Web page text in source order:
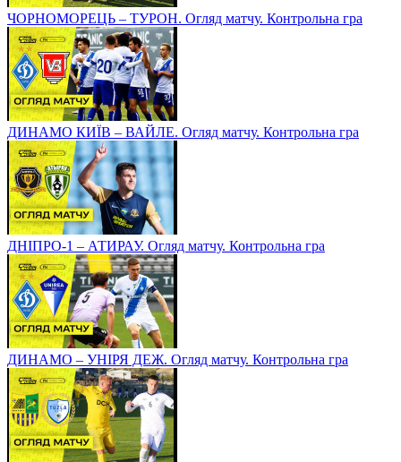
ЧОРНОМОРЕЦЬ – ТУРОН. Огляд матчу. Контрольна гра
ДИНАМО КИЇВ – ВАЙЛЕ. Огляд матчу. Контрольна гра
ДНІПРО-1 – АТИРАУ. Огляд матчу. Контрольна гра
ДИНАМО – УНІРЯ ДЕЖ. Огляд матчу. Контрольна гра